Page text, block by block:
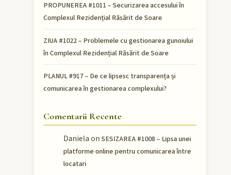
PROPUNEREA #1011 – Securizarea accesului în
Complexul Rezidențial Răsărit de Soare
ZIUA #1022 – Problemele cu gestionarea gunoiului
în Complexul Rezidențial Răsărit de Soare
PLANUL #917 – De ce lipsesc transparența și
comunicarea în gestionarea complexului?
Comentarii Recente
Danielaon SESIZAREA #1008 – Lipsa unei
platforme online pentru comunicarea între
locatari